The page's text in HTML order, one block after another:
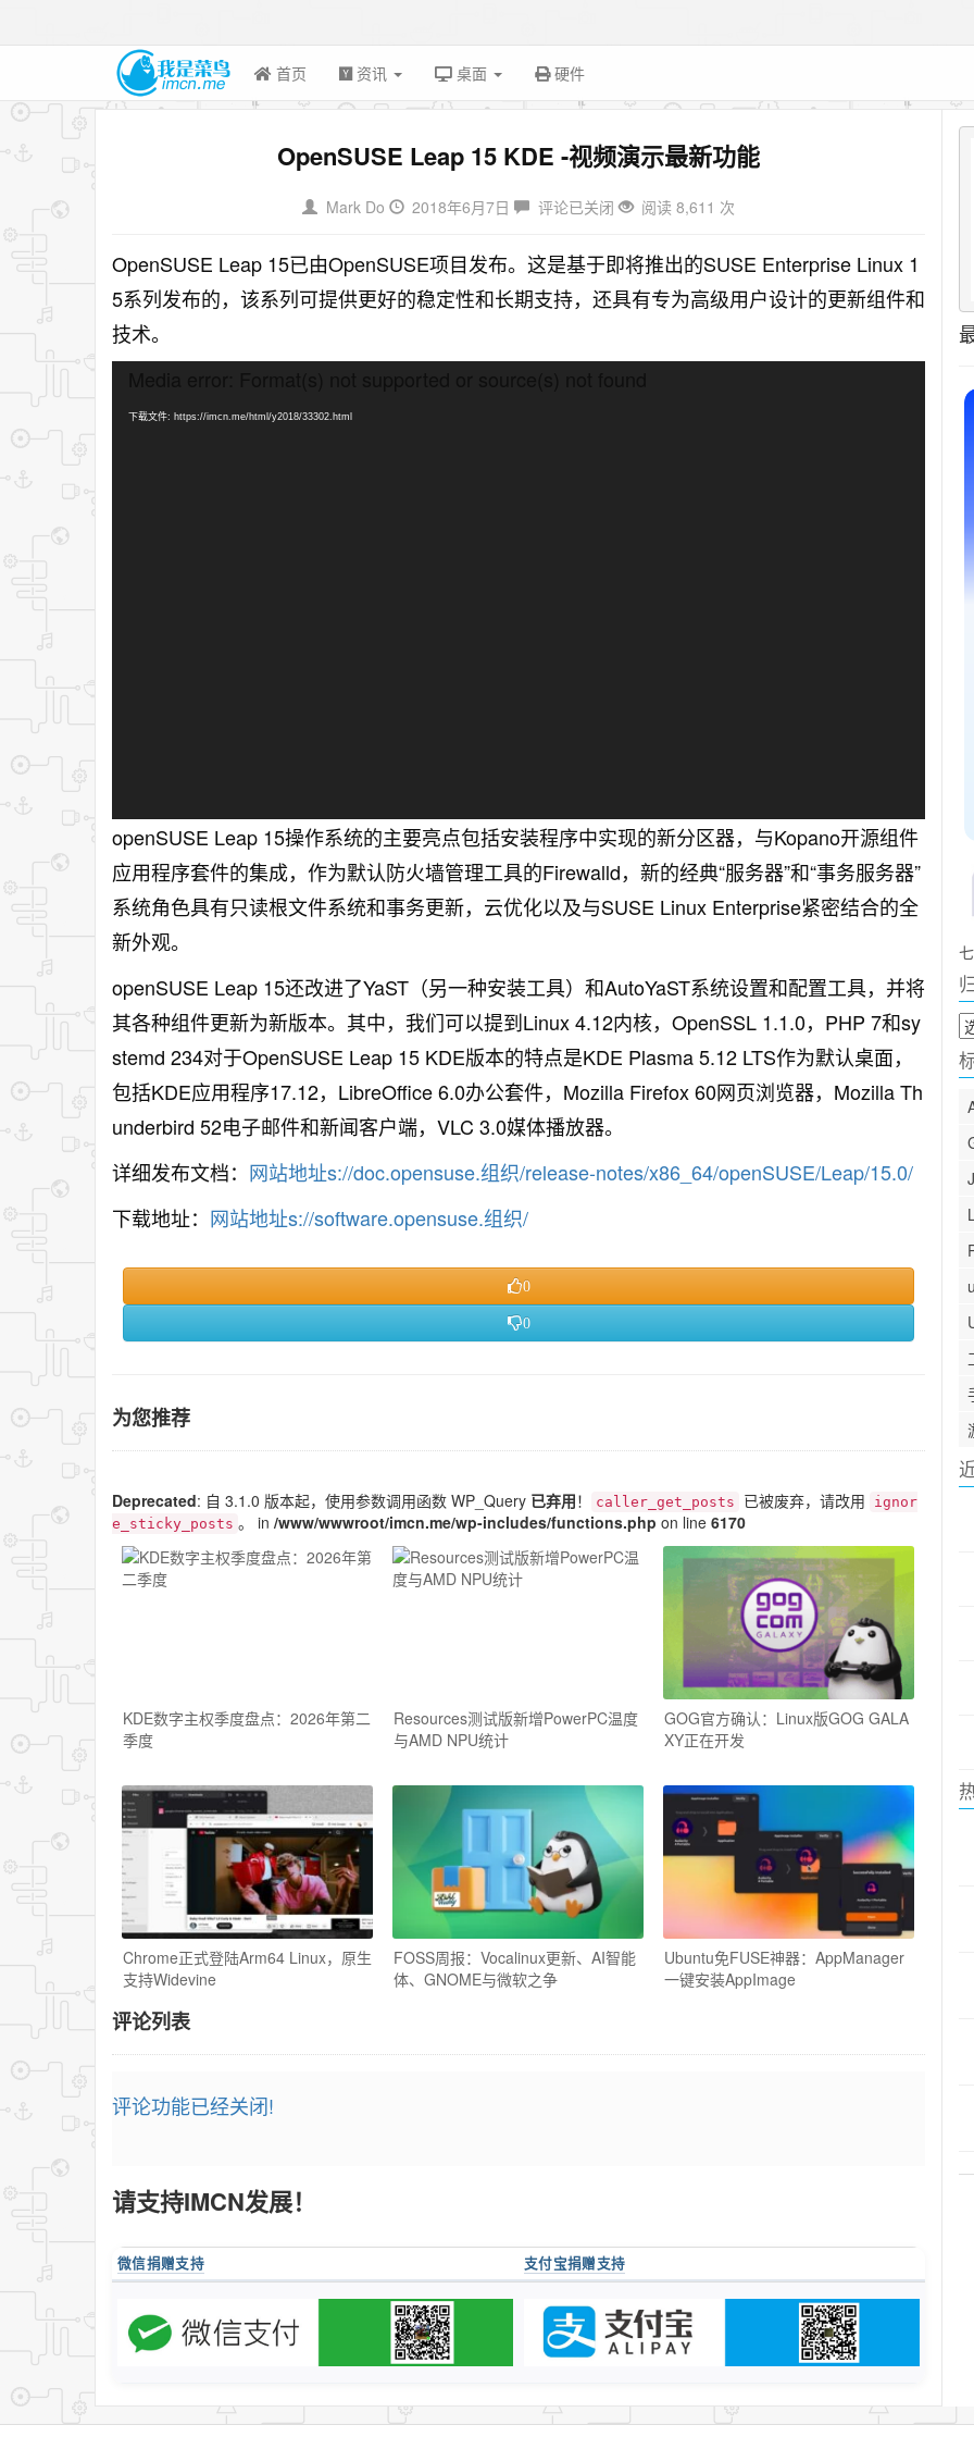
首页 资讯 桌面 硬件
OpenSUSE Leap 15 KDE -视频演示最新功能
Mark Do 2018年6月7日 评论已关闭 阅读 8,611 次
OpenSUSE Leap 15已由OpenSUSE项目发布。这是基于即将推出的SUSE Enterprise Linux 1
5系列发布的，该系列可提供更好的稳定性和长期支持，还具有专为高级用户设计的更新组件和
技术。
下载文件: https://imcn.me/html/y2018/33302.html
openSUSE Leap 15操作系统的主要亮点包括安装程序中实现的新分区器，与Kopano开源组件
应用程序套件的集成，作为默认防火墙管理工具的Firewalld，新的经典“服务器”和“事务服务器”
系统角色具有只读根文件系统和事务更新，云优化以及与SUSE Linux Enterprise紧密结合的全
新外观。
openSUSE Leap 15还改进了YaST（另一种安装工具）和AutoYaST系统设置和配置工具，并将
其各种组件更新为新版本。其中，我们可以提到Linux 4.12内核，OpenSSL 1.1.0，PHP 7和sy
stemd 234对于OpenSUSE Leap 15 KDE版本的特点是KDE Plasma 5.12 LTS作为默认桌面，
包括KDE应用程序17.12，LibreOffice 6.0办公套件，Mozilla Firefox 60网页浏览器，Mozilla Th
underbird 52电子邮件和新闻客户端，VLC 3.0媒体播放器。
详细发布文档： 网站地址s://doc.opensuse.组织/release-notes/x86_64/openSUSE/Leap/15.0/
下载地址： 网站地址s://software.opensuse.组织/
0
0
为您推荐
Deprecated: 自 3.1.0 版本起，使用参数调用函数 WP_Query 已弃用！ caller_get_posts 已被废弃，请改用
ignor
e_sticky_posts 。 in /www/wwwroot/imcn.me/wp-includes/functions.php on line 6170
KDE数字主权季度盘点：2026年第二
季度
Resources测试版新增PowerPC温度
与AMD NPU统计
GOG官方确认：Linux版GOG GALA
XY正在开发
Chrome正式登陆Arm64 Linux，原生
支持Widevine
FOSS周报：Vocalinux更新、AI智能
体、GNOME与微软之争
Ubuntu免FUSE神器：AppManager
一键安装AppImage
评论列表
评论功能已经关闭!
请支持IMCN发展！
微信捐赠支持 支付宝捐赠支持
归
档